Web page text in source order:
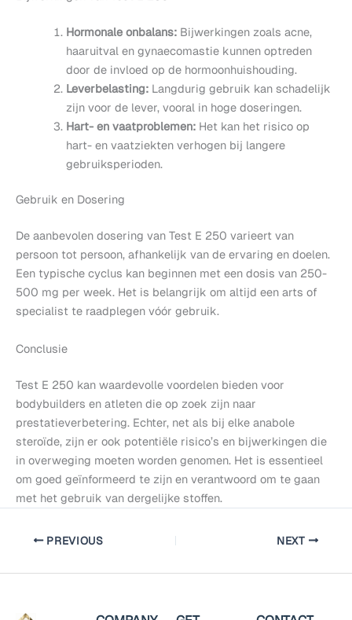
Hormonale onbalans:Bijwerkingen zoals acne,
haaruitval en gynaecomastie kunnen optreden
door de invloed op de hormoonhuishouding.
Leverbelasting:Langdurig gebruik kan schadelijk
zijn voor de lever, vooral in hoge doseringen.
Hart- en vaatproblemen:Het kan het risico op
hart- en vaatziekten verhogen bij langere
gebruiksperioden.
Gebruik en Dosering
De aanbevolen dosering van Test E 250 varieert van
persoon tot persoon, afhankelijk van de ervaring en doelen.
Een typische cyclus kan beginnen met een dosis van 250-
500 mg per week. Het is belangrijk om altijd een arts of
specialist te raadplegen vóór gebruik.
Conclusie
Test E 250 kan waardevolle voordelen bieden voor
bodybuilders en atleten die op zoek zijn naar
prestatieverbetering. Echter, net als bij elke anabole
steroïde, zijn er ook potentiële risico’s en bijwerkingen die
in overweging moeten worden genomen. Het is essentieel
om goed geïnformeerd te zijn en verantwoord om te gaan
met het gebruik van dergelijke stoffen.
PREVIOUS NEXT